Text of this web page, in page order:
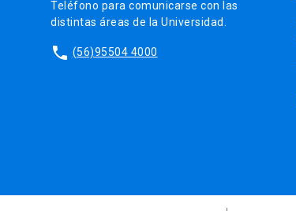
Teléfono para comunicarse con las
distintas áreas de la Universidad.
phone (56)95504 4000